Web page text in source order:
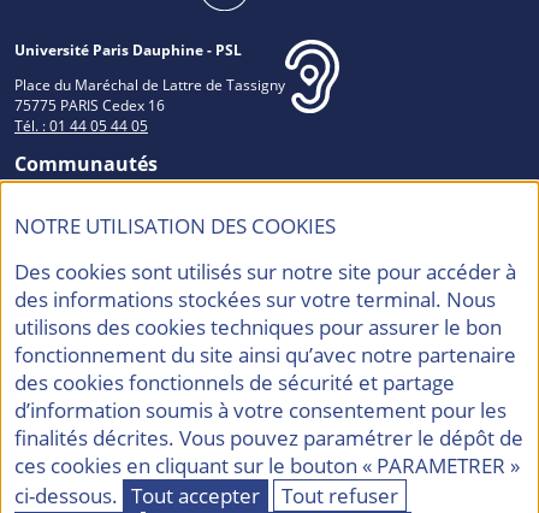
NOTRE UTILISATION DES COOKIES
Des cookies sont utilisés sur notre site pour accéder à
des informations stockées sur votre terminal. Nous
utilisons des cookies techniques pour assurer le bon
fonctionnement du site ainsi qu’avec notre partenaire
des cookies fonctionnels de sécurité et partage
d’information soumis à votre consentement pour les
finalités décrites. Vous pouvez paramétrer le dépôt de
ces cookies en cliquant sur le bouton « PARAMETRER »
ci-dessous. Tout accepter Tout refuser
Université Paris Dauphine - PSL
Place du Maréchal de Lattre de Tassigny
75775 PARIS Cedex 16
Tél. : 01 44 05 44 05
Communautés
Accréditations et Labels
Contacts
Mentions légales
Politique de confidentialité
Accessibilité